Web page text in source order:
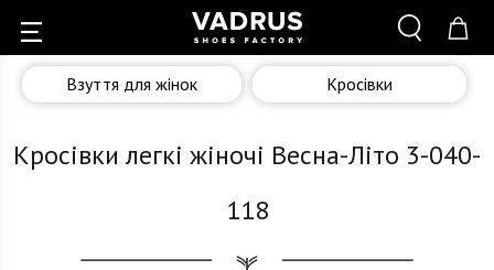
Взуття для жінок Кросівки
Кросівки легкі жіночі Весна-Літо 3-040-
118